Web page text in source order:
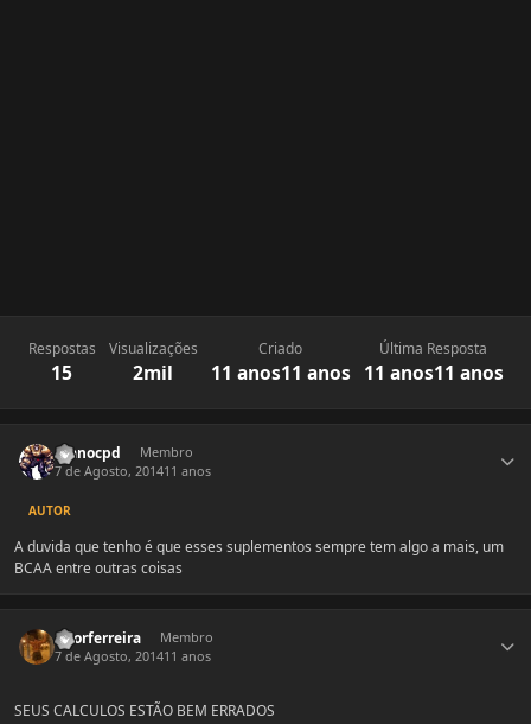
Respostas
15
Visualizações
2mil
Criado
11 anos11 anos
Última Resposta
11 anos11 anos
manocpd
Membro
7 de Agosto, 201411 anos
AUTOR
A duvida que tenho é que esses suplementos sempre tem algo a mais, um
BCAA entre outras coisas
vitorferreira
Membro
7 de Agosto, 201411 anos
SEUS CALCULOS ESTÃO BEM ERRADOS